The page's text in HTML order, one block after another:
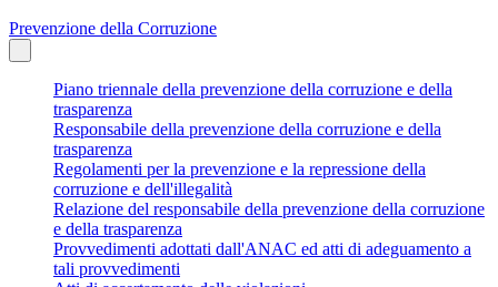
Prevenzione della Corruzione
Piano triennale della prevenzione della corruzione e della
trasparenza
Responsabile della prevenzione della corruzione e della
trasparenza
Regolamenti per la prevenzione e la repressione della
corruzione e dell'illegalità
Relazione del responsabile della prevenzione della corruzione
e della trasparenza
Provvedimenti adottati dall'ANAC ed atti di adeguamento a
tali provvedimenti